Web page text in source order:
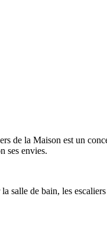
de la Maison est un
ses envies.
salle de bain, les